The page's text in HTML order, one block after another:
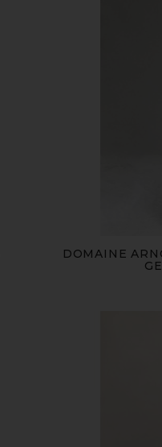
DOMAINE